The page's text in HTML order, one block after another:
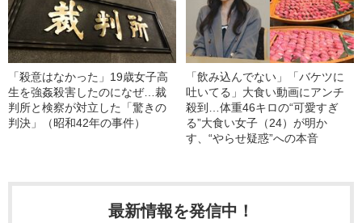
「殺意はなかった」19歳女子高
生を強姦殺害したのになぜ…裁
判所と検察が対立した「驚きの
判決」（昭和42年の事件）
「飲み込んでない」「バケツに
吐いてる」大食い動画にアンチ
殺到…体重46キロの“可愛すぎ
る”大食い女子（24）が明か
す、“やらせ疑惑”への本音
最新情報を発信中！